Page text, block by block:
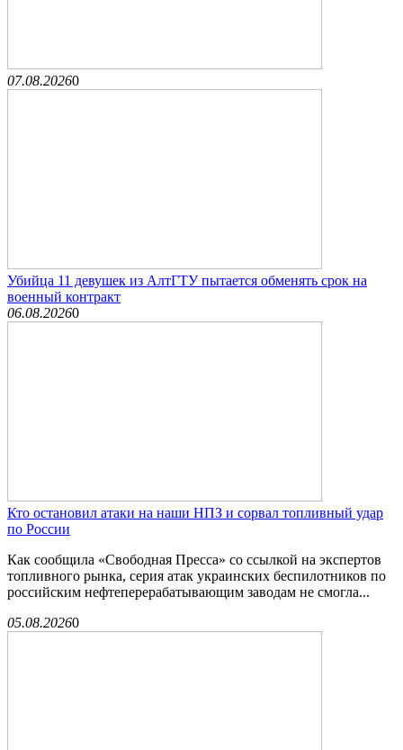
07.08.20260
Убийца 11 девушек из АлтГТУ пытается обменять срок на
военный контракт
06.08.20260
Кто остановил атаки на наши НПЗ и сорвал топливный удар
по России
Как сообщила «Свободная Пресса» со ссылкой на экспертов
топливного рынка, серия атак украинских беспилотников по
российским нефтеперерабатывающим заводам не смогла...
05.08.20260